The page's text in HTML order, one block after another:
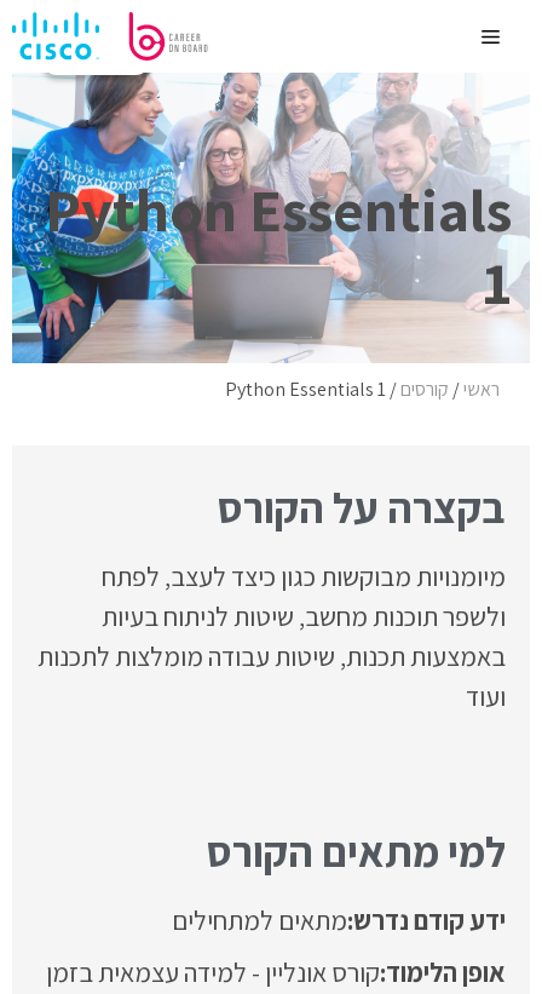
לתוכןMenu
Python Essentials
1
לימוד עצמי
ראשי/ קורסים/
Python Essentials 1
בקצרה על הקורס
מיומנויות מבוקשות כגון כיצד לעצב, לפתח
ולשפר תוכנות מחשב, שיטות לניתוח בעיות
באמצעות תכנות, שיטות עבודה מומלצות לתכנות
ועוד
למי מתאים הקורס
ידע קודם נדרש:מתאים למתחילים
אופן הלימוד:קורס אונליין - למידה עצמאית בזמן